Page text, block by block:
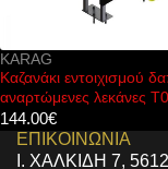
για
2114
Μίκτης
Bianco
ΕΠΙΚΟΙΝΩΝΙΑ
Ι. ΧΑΛΚΙΔΗ 7,